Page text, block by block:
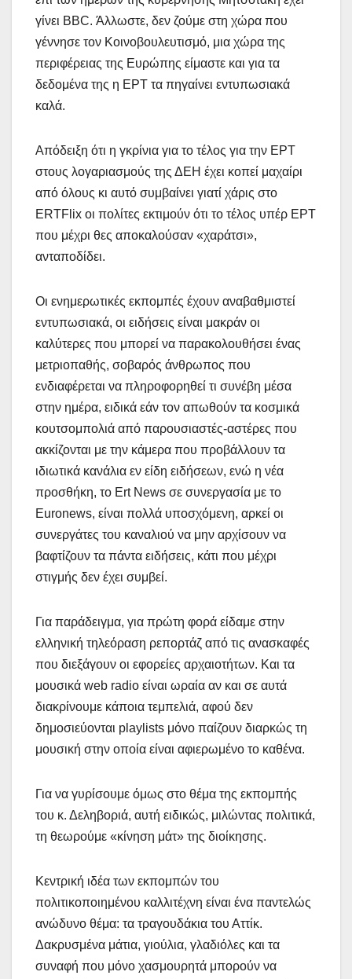
γίνει BBC. Άλλωστε, δεν ζούμε στη χώρα που
γέννησε τον Κοινοβουλευτισμό, μια χώρα της
περιφέρειας της Ευρώπης είμαστε και για τα
δεδομένα της η ΕΡΤ τα πηγαίνει εντυπωσιακά
καλά.
Απόδειξη ότι η γκρίνια για το τέλος για την ΕΡΤ
στους λογαριασμούς της ΔΕΗ έχει κοπεί μαχαίρι
από όλους κι αυτό συμβαίνει γιατί χάρις στο
ERTFlix οι πολίτες εκτιμούν ότι το τέλος υπέρ ΕΡΤ
που μέχρι θες αποκαλούσαν «χαράτσι»,
ανταποδίδει.
Οι ενημερωτικές εκπομπές έχουν αναβαθμιστεί
εντυπωσιακά, οι ειδήσεις είναι μακράν οι
καλύτερες που μπορεί να παρακολουθήσει ένας
μετριοπαθής, σοβαρός άνθρωπος που
ενδιαφέρεται να πληροφορηθεί τι συνέβη μέσα
στην ημέρα, ειδικά εάν τον απωθούν τα κοσμικά
κουτσομπολιά από παρουσιαστές-αστέρες που
ακκίζονται με την κάμερα που προβάλλουν τα
ιδιωτικά κανάλια εν είδη ειδήσεων, ενώ η νέα
προσθήκη, το Ert News σε συνεργασία με το
Euronews, είναι πολλά υποσχόμενη, αρκεί οι
συνεργάτες του καναλιού να μην αρχίσουν να
βαφτίζουν τα πάντα ειδήσεις, κάτι που μέχρι
στιγμής δεν έχει συμβεί.
Για παράδειγμα, για πρώτη φορά είδαμε στην
ελληνική τηλεόραση ρεπορτάζ από τις ανασκαφές
που διεξάγουν οι εφορείες αρχαιοτήτων. Και τα
μουσικά web radio είναι ωραία αν και σε αυτά
διακρίνουμε κάποια τεμπελιά, αφού δεν
δημοσιεύονται playlists μόνο παίζουν διαρκώς τη
μουσική στην οποία είναι αφιερωμένο το καθένα.
Για να γυρίσουμε όμως στο θέμα της εκπομπής
του κ. Δεληβοριά, αυτή ειδικώς, μιλώντας πολιτικά,
τη θεωρούμε «κίνηση μάτ» της διοίκησης.
Κεντρική ιδέα των εκπομπών του
πολιτικοποιημένου καλλιτέχνη είναι ένα παντελώς
ανώδυνο θέμα: τα τραγουδάκια του Αττίκ.
Δακρυσμένα μάτια, γιούλια, γλαδιόλες και τα
συναφή που μόνο χασμουρητά μπορούν να